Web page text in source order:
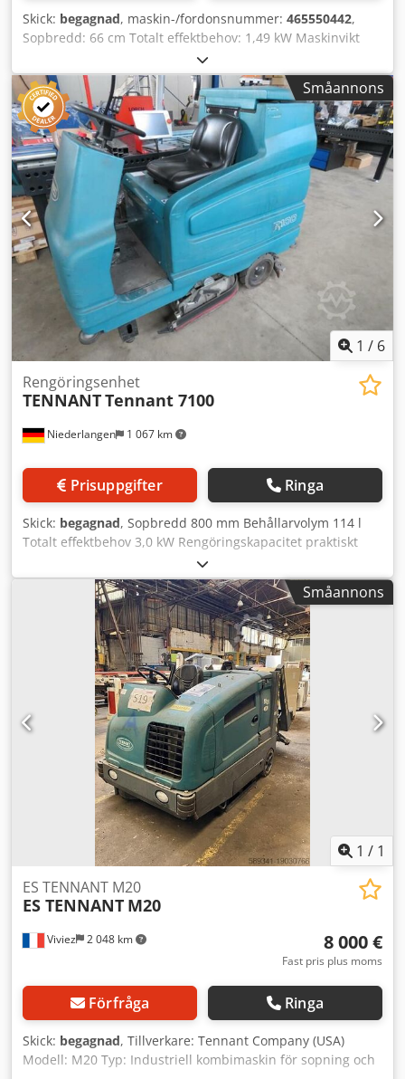
Skick: begagnad, maskin-/fordonsnummer: 465550442,
Sopbredd: 66 cm Totalt effektbehov: 1,49 kW Maskinvikt
ca.: 600 kg Platsbehov ca.: 0,72 x 1,55 x 1,15 m Cedpfxjcxxv
De Amvorf med laddare
Småannons
1 / 6
Niederlangen 1 067 km
Rengöringsenhet
TENNANTTennant 7100
Prisuppgifter Ringa
Skick: begagnad, Sopbredd 800 mm Behållarvolym 114 l
Totalt effektbehov 3,0 kW Rengöringskapacitet praktiskt
2759 m²/h Rengöringskapacitet max. 5232 m²/h Crjdpfsg Ti
Ihsx Amvsf Sop- och skurmaskin Drifttimmar: ca. 400 h inkl.
4 borstar + laddare inkl. nytt batteripaket (bestående av 6
st. gelbatterier) !!
Småannons
1 / 1
Viviez 2 048 km
ES TENNANT M20
ES TENNANT M20
8 000 €
Fast pris plus moms
Förfråga Ringa
Skick: begagnad, Tillverkare: Tennant Company (USA)
Modell: M20 Typ: Industriell kombimaskin för sopning och